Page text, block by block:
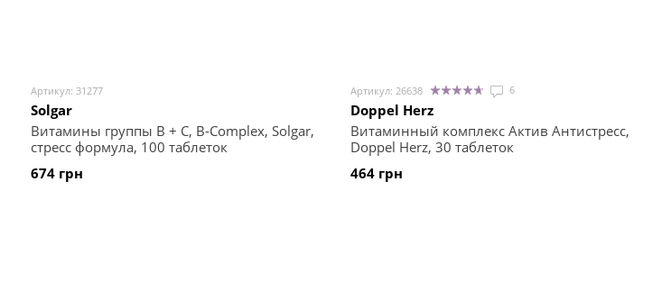
Артикул: 31277
Solgar
Витамины группы В + С, B-Complex, Solgar,
стресс формула, 100 таблеток
674 грн
Артикул: 26638 6
Doppel Herz
Витаминный комплекс Актив Антистресс,
Doppel Herz, 30 таблеток
464 грн